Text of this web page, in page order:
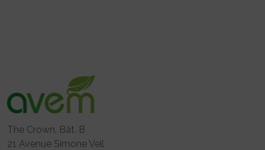
The Crown, Bât. B
21 Avenue Simone Veil